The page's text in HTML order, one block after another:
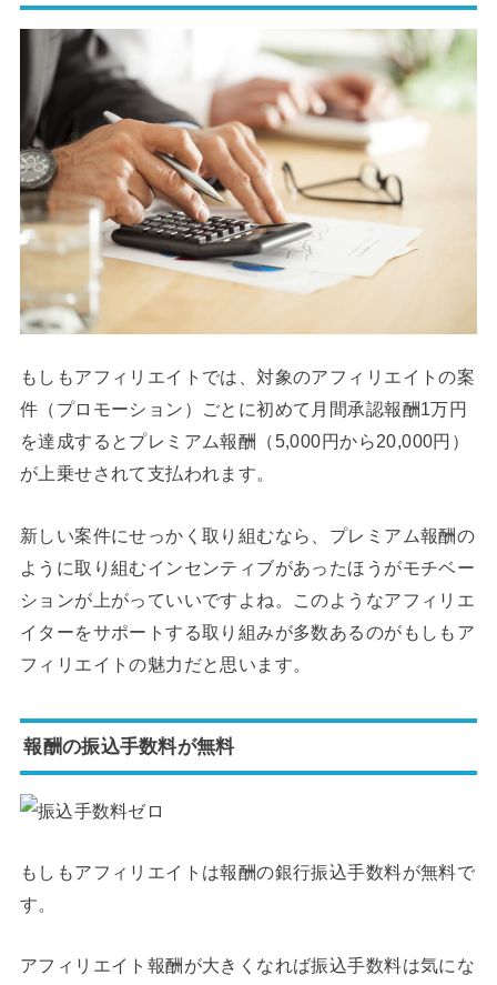
もしもアフィリエイトでは、対象のアフィリエイトの案
件（プロモーション）ごとに初めて月間承認報酬1万円
を達成するとプレミアム報酬（5,000円から20,000円）
が上乗せされて支払われます。
新しい案件にせっかく取り組むなら、プレミアム報酬の
ように取り組むインセンティブがあったほうがモチベー
ションが上がっていいですよね。このようなアフィリエ
イターをサポートする取り組みが多数あるのがもしもア
フィリエイトの魅力だと思います。
報酬の振込手数料が無料
もしもアフィリエイトは報酬の銀行振込手数料が無料で
す。
アフィリエイト報酬が大きくなれば振込手数料は気にな